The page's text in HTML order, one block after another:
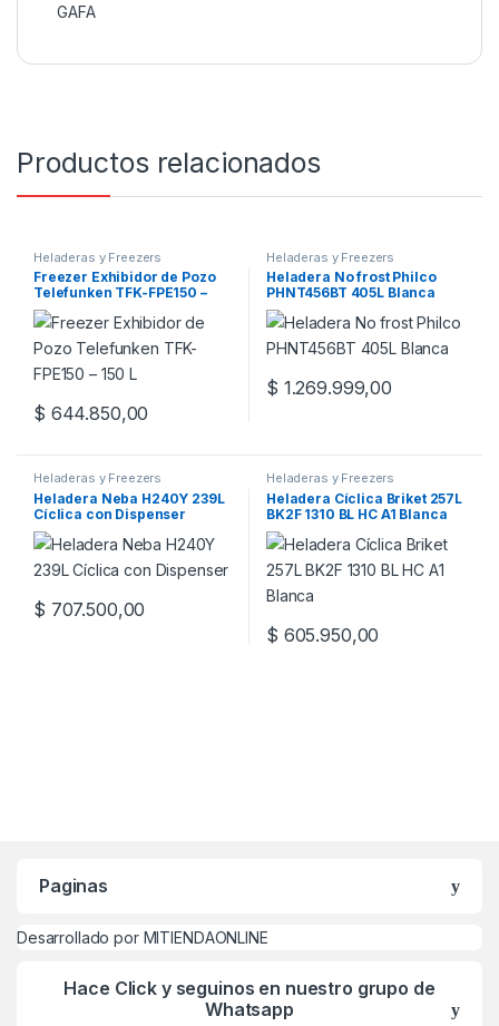
GAFA
Productos relacionados
Heladeras y Freezers
Freezer Exhibidor de Pozo
Telefunken TFK-FPE150 –
150 L
$ 644.850,00
Heladeras y Freezers
Heladera No frost Philco
PHNT456BT 405L Blanca
$ 1.269.999,00
Heladeras y Freezers
Heladera Neba H240Y 239L
Cíclica con Dispenser
$ 707.500,00
Heladeras y Freezers
Heladera Cíclica Briket 257L
BK2F 1310 BL HC A1 Blanca
$ 605.950,00
Paginas
Desarrollado por MITIENDAONLINE
Hace Click y seguinos en nuestro grupo de
Whatsapp